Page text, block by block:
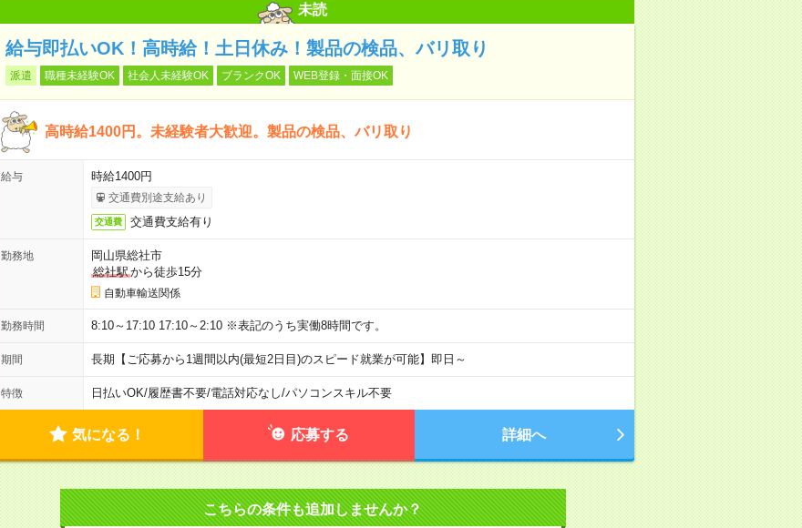
未読
給与即払いOK！高時給！土日休み！製品の検品、バリ取り
派遣 職種未経験OK 社会人未経験OK ブランクOK WEB登録・面接OK
高時給1400円。未経験者大歓迎。製品の検品、バリ取り
給与 時給1400円
交通費別途支給あり
交通費 交通費支給有り
勤務地
岡山県総社市
総社駅から徒歩15分
自動車輸送関係
勤務時間 8:10～17:10 17:10～2:10 ※表記のうち実働8時間です。
期間 長期【ご応募から1週間以内(最短2日目)のスピード就業が可能】即日～
特徴 日払いOK/履歴書不要/電話対応なし/パソコンスキル不要
気になる！ 応募する 詳細へ
こちらの条件も追加しませんか？